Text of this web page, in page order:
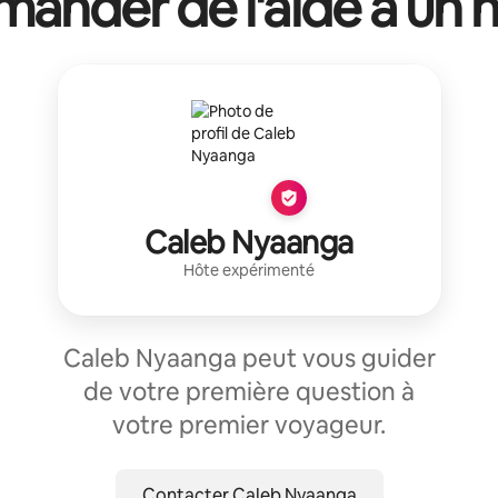
Caleb Nyaanga
Hôte expérimenté
Caleb Nyaanga peut vous guider
de votre première question à
votre premier voyageur.